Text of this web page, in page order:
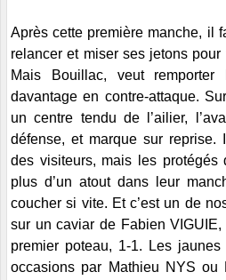
Après cette première manche, il
relancer et miser ses jetons pour
Mais Bouillac, veut
davantage en contre-attaque.
un centre tendu de l’ailier,
défense, et marque sur reprise.
des visiteurs, mais les protégés
plus d’un atout dans leur
coucher si vite. Et c’est un de
sur un caviar de Fabien
premier poteau, 1-1. Les
occasions par Mathieu NYS ou